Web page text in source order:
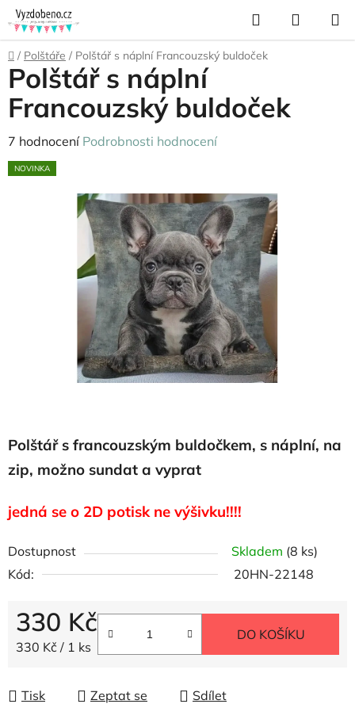
Přejít
na
obsah
Hledat
KOŠÍK
Domů
/ Polštáře / Polštář s náplní Francouzský buldoček
Polštář s francouzským buldočkem, s náplní, na
zip, možno sundat a vyprat
jedná se o 2D potisk ne výšivku!!!!
Dostupnost Skladem (8 ks)
Kód:
20HN-22148
330 Kč
Měrná cena:
330 Kč / 1 ks
DO KOŠÍKU
Tisk Zeptat se Sdílet
Polštář s náplní
Francouzský buldoček
Průměrné
hodnocení
7 hodnocení Podrobnosti hodnocení
NOVINKA